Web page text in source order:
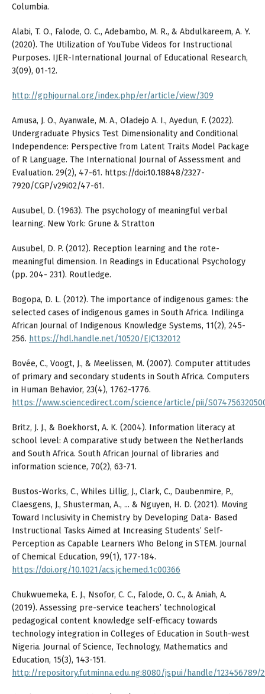
Columbia.
Alabi, T. O., Falode, O. C., Adebambo, M. R., & Abdulkareem, A. Y.
(2020). The Utilization of YouTube Videos for Instructional
Purposes. IJER-International Journal of Educational Research,
3(09), 01-12.
http://gphjournal.org/index.php/er/article/view/309
Amusa, J. O., Ayanwale, M. A., Oladejo A. I., Ayedun, F. (2022).
Undergraduate Physics Test Dimensionality and Conditional
Independence: Perspective from Latent Traits Model Package
of R Language. The International Journal of Assessment and
Evaluation. 29(2), 47-61. https://doi:10.18848/2327-
7920/CGP/v29i02/47-61.
Ausubel, D. (1963). The psychology of meaningful verbal
learning. New York: Grune & Stratton
Ausubel, D. P. (2012). Reception learning and the rote-
meaningful dimension. In Readings in Educational Psychology
(pp. 204- 231). Routledge.
Bogopa, D. L. (2012). The importance of indigenous games: the
selected cases of indigenous games in South Africa. Indilinga
African Journal of Indigenous Knowledge Systems, 11(2), 245-
256. https://hdl.handle.net/10520/EJC132012
Bovée, C., Voogt, J., & Meelissen, M. (2007). Computer attitudes
of primary and secondary students in South Africa. Computers
in Human Behavior, 23(4), 1762-1776.
https://www.sciencedirect.com/science/article/pii/
Britz, J. J., & Boekhorst, A. K. (2004). Information literacy at
school level: A comparative study between the Netherlands
and South Africa. South African Journal of libraries and
information science, 70(2), 63-71.
Bustos-Works, C., Whiles Lillig, J., Clark, C., Daubenmire, P.,
Claesgens, J., Shusterman, A., ... & Nguyen, H. D. (2021). Moving
Toward Inclusivity in Chemistry by Developing Data- Based
Instructional Tasks Aimed at Increasing Students’ Self-
Perception as Capable Learners Who Belong in STEM. Journal
of Chemical Education, 99(1), 177-184.
https://doi.org/10.1021/acs.jchemed.1c00366
Chukwuemeka, E. J., Nsofor, C. C., Falode, O. C., & Aniah, A.
(2019). Assessing pre-service teachers’ technological
pedagogical content knowledge self-efficacy towards
technology integration in Colleges of Education in South-west
Nigeria. Journal of Science, Technology, Mathematics and
Education, 15(3), 143-151.
http://repository.futminna.edu.ng:8080/jspui/handle/123456789/